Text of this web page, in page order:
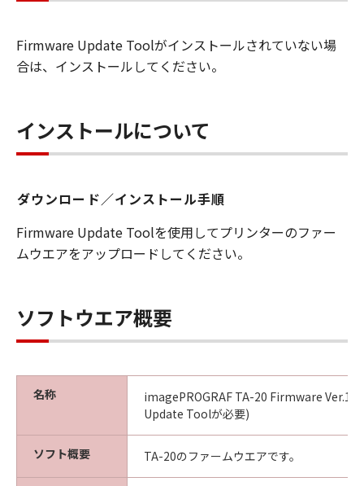
に、本契約の条件の下で、「許諾ソフトウ
エア」を使用させることができます。その
べての責任を負っていただくものとしま
す。 (2) お客様は、再使用許諾、譲渡、頒
「本ソフトウエア」を使用もしくは利用さ
せることはできません。
(3) お客様は、「本ソフトウエア」の全部
または一部を修正、改変、リバース・エン
ンブル等することはできません。また第三
者にこのような行為をさせてはなりませ
ん。
(4) 本契約に明示的に定める場合を除き、
キヤノンは「本ソフトウエア」に関する知
的財産権のいかなる権利もお客様に付与す
るものではありません。
所有権
Firmware Update Toolがインストールされていない場
合は、インストールしてください。
インストールについて
ダウンロード／インストール手順
Firmware Update Toolを使用してプリンターのファー
ムウエアをアップロードしてください。
ソフトウエア概要
名称
imagePROGRAF TA-20 Firmware
Update Toolが必要)
ソフト概要 TA-20のファームウエアです。